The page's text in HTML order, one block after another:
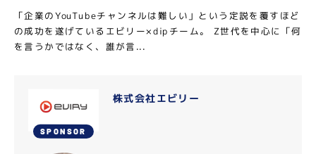
「企業のYouTubeチャンネルは難しい」という定説を覆すほど
の成功を遂げているエビリー×dipチーム。 Z世代を中心に「何
を言うかではなく、誰が言...
SPONSOR
株式会社エビリー